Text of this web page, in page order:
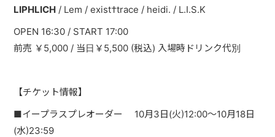
BLOG
PAST LIVE
CONTACT
LIPHLICH / Lem / exist†trace / heidi. / L.I.S.K
OPEN 16:30 / START 17:00
前売 ￥5,000 / 当日￥5,500 (税込) 入場時ドリンク代別
【チケット情報】
■イープラスプレオーダー 10月3日(火)12:00〜10月18日
(水)23:59